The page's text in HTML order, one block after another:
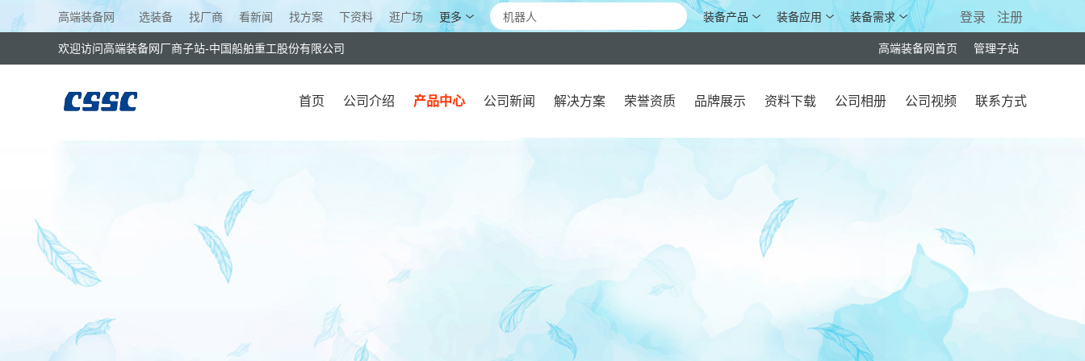
高端装备网 选装备 找厂商 看新闻 找方案 下资料 逛广场 更多 装备产品 装备应用 装备需求 登录 注册
高端装备网首页 管理子站
欢迎访问高端装备网厂商子站-中国船舶重工股份有限公司
首页 公司介绍 产品中心 公司新闻 解决方案 荣誉资质 品牌展示 资料下载 公司相册 公司视频 联系方式